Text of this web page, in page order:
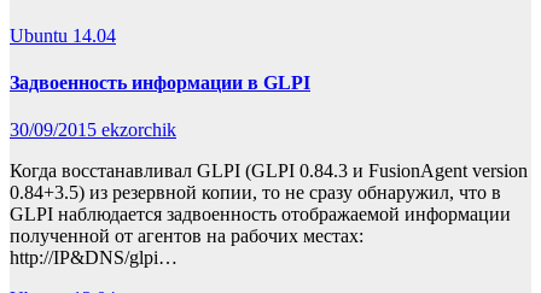
Ubuntu 14.04
Задвоенность информации в GLPI
30/09/2015 ekzorchik
Когда восстанавливал GLPI (GLPI 0.84.3 и FusionAgent version
0.84+3.5) из резервной копии, то не сразу обнаружил, что в
GLPI наблюдается задвоенность отображаемой информации
полученной от агентов на рабочих местах:
http://IP&DNS/glpi…